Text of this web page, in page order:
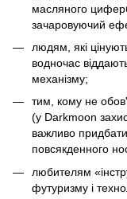
масляного
зачаровуючий
людям, які
водночас
механізму;
тим, кому не
(у Darkmoon
важливо
повсякденного
любителям
футуризму і